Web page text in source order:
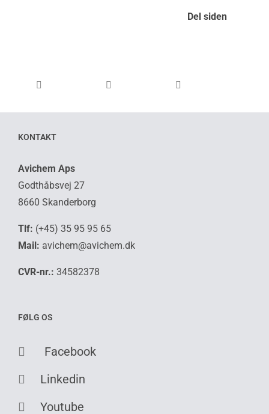
Del siden
KONTAKT
Avichem Aps
Godthåbsvej 27
8660 Skanderborg
Tlf: (+45) 35 95 95 65
Mail: avichem@avichem.dk
CVR-nr.: 34582378
FØLG OS
Facebook
Linkedin
Youtube